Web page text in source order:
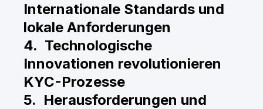
Internationale Standards und
lokale Anforderungen
4. Technologische
Innovationen revolutionieren
KYC-Prozesse
5. Herausforderungen und